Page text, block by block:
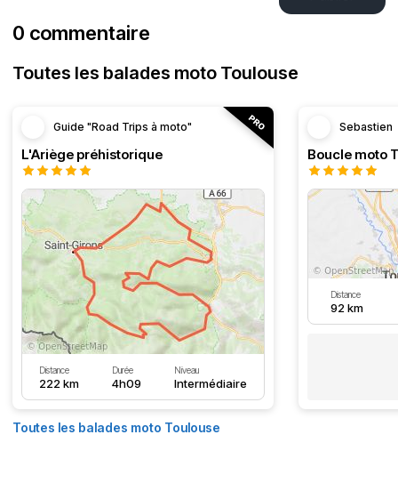
0 commentaire
Toutes les balades moto Toulouse
Guide "Road Trips à moto"
L'Ariège préhistorique
Distance
222 km
Durée
4h09
Niveau
Intermédiaire
Sebastien
Distance
92 km
Toutes les balades moto Toulouse